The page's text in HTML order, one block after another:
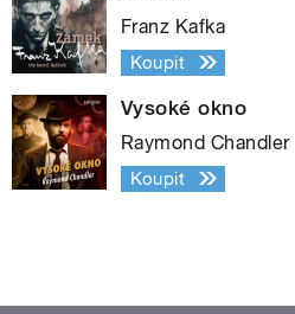
Franz Kafka
Koupit
Vysoké okno
Raymond Chandler
Koupit